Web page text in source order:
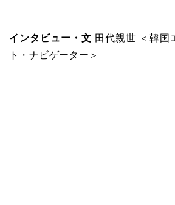
インタビュー・文 田代親世 ＜韓国
ト・ナビゲーター＞